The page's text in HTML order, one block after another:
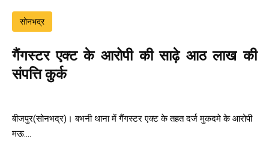
सोनभद्र
गैंगस्टर एक्ट के आरोपी की साढ़े आठ लाख की
संपत्ति कुर्क
बीजपुर(सोनभद्र)। बभनी थाना में गैंगस्टर एक्ट के तहत दर्ज मुकदमे के आरोपी
मऊ....